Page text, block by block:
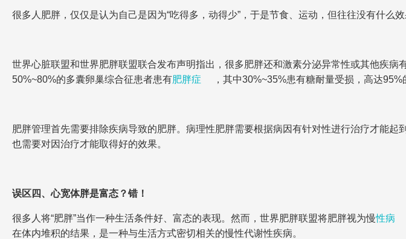
很多人肥胖，仅仅是认为自己是因为“吃得多，动得少”，于是节食、运动，但往往没有什么效
世界心脏联盟和世界肥胖联盟联合发布声明指出，很多肥胖还和激素分泌异常性或其他疾
50%~80%的多囊卵巢综合征患者患有肥胖症 ，其中30%~35%患有糖耐量受损，高达
肥胖管理首先需要排除疾病导致的肥胖。病理性肥胖需要根据病因有针对性进行治疗才能起
也需要对因治疗才能取得好的效果。
误区四、心宽体胖是富态？错！
很多人将“肥胖”当作一种生活条件好、富态的表现。然而，世界肥胖联盟将肥胖视为慢性病
在体内堆积的结果，是一种与生活方式密切相关的慢性代谢性疾病。